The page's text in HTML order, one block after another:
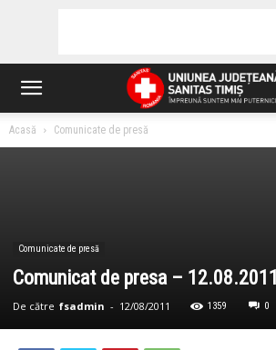
Acasă Comunicate de presă
Comunicate de presă
Comunicat de presa – 12.08.2011
De către fsadmin - 12/08/2011 1359 0